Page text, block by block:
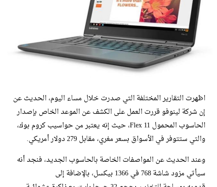
اظهرت التقارير المختلفة التي صدرت خلال مساء اليوم، الحديث عن
إن شركة لينوفو قررت العمل على الكشف عن الموعد الخاص بإصدار
الحاسوب المحمول Flex 11، حيث إنه يعتبر من حواسيب كروم بوك،
والتي ستتوفر في الأسواق بسعر مغري، مقابل 279 دولار أمريكي.
وعند الحديث عن المواصفات الخاصة بالحاسوب الجديد، فنجد أنه
سيأتي مزود شاشة 768 في 1366 بيكسل، بالإضافة إلى